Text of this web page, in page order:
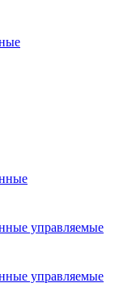
управляемые
управляемые